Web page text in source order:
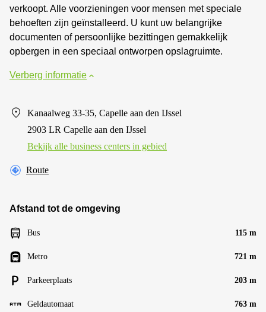
verkoopt. Alle voorzieningen voor mensen met speciale
behoeften zijn geïnstalleerd. U kunt uw belangrijke
documenten of persoonlijke bezittingen gemakkelijk
opbergen in een speciaal ontworpen opslagruimte.
Verberg informatie
Kanaalweg 33-35, Capelle aan den IJssel
2903 LR Capelle aan den IJssel
Bekijk alle business centers in gebied
Route
Afstand tot de omgeving
Bus 115 m
Metro 721 m
Parkeerplaats 203 m
Geldautomaat 763 m